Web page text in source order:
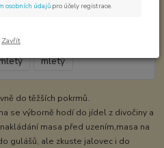
do těžších pokrmů.
se výborně hodí do jídel z divočiny a
masa před uzením,masa na
gulášů, ale zkuste jalovec i do
osobních údajů pro účely registrace.
Zavřít